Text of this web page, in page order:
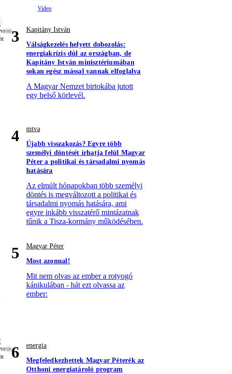
3
Kapitány István
Válságkezelés helyett dobozolás:
energiakrízis dúl az országban, de
Kapitány István minisztériumában
sokan egész mással vannak elfoglalva
A Magyar Nemzet birtokába jutott
egy belső körlevél.
4
mtva
Újabb visszakozás? Egyre több
személyi döntését írhatja felül Magyar
Péter a politikai és társadalmi nyomás
hatására
Az elmúlt hónapokban több személyi
döntés is megváltozott a politikai és
társadalmi nyomás hatására, ami
egyre inkább visszatérő mintázatnak
tűnik a Tisza-kormány működésében.
5
Magyar Péter
Most azonnal!
Mit nem olvas az ember a rotyogó
kánikulában - hát ezt olvassa az
ember:
6
energia
Megfeledkezhettek Magyar Péterék az
Otthoni energiatároló program